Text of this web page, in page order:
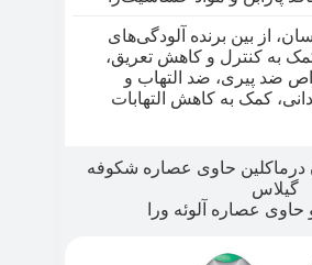
از بین برنده آلودگی‌های
به کنترل و کاهش تعریق،
ضد پیری، ضد التهاب و
کمک به کاهش التهابات
درماکلین حاوی عصاره شکوفه
گیلاس